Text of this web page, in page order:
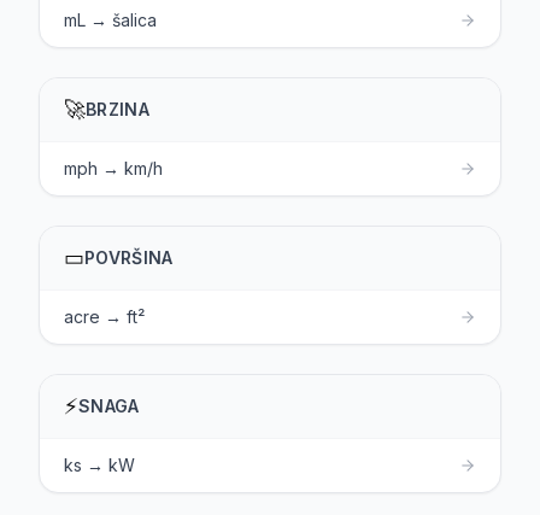
mL → šalica
🚀BRZINA
mph → km/h
▭POVRŠINA
acre → ft²
⚡SNAGA
ks → kW